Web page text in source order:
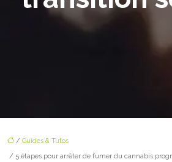
/ Guides & Tutos
/ 5 étapes pour arrêter de fumer du cannabis